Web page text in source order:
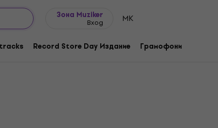
Зона Muziker
Вход MK
Record Store Day Издание Грамофони